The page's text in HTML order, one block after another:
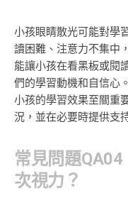
小孩眼睛散光可能對學
讀困難、注意力不集中
能讓小孩在看黑板或閱
們的學習動機和自信心
小孩的學習效果至關重
況，並在必要時提供支
常見問題
次視力？